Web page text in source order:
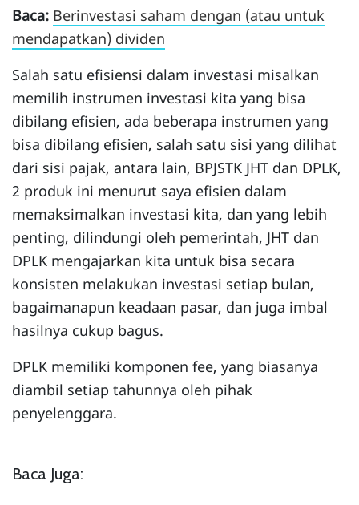
Baca: Berinvestasi saham dengan (atau untuk
mendapatkan) dividen
Salah satu efisiensi dalam investasi misalkan
memilih instrumen investasi kita yang bisa
dibilang efisien, ada beberapa instrumen yang
bisa dibilang efisien, salah satu sisi yang dilihat
dari sisi pajak, antara lain, BPJSTK JHT dan DPLK,
2 produk ini menurut saya efisien dalam
memaksimalkan investasi kita, dan yang lebih
penting, dilindungi oleh pemerintah, JHT dan
DPLK mengajarkan kita untuk bisa secara
konsisten melakukan investasi setiap bulan,
bagaimanapun keadaan pasar, dan juga imbal
hasilnya cukup bagus.
DPLK memiliki komponen fee, yang biasanya
diambil setiap tahunnya oleh pihak
penyelenggara.
Baca Juga: